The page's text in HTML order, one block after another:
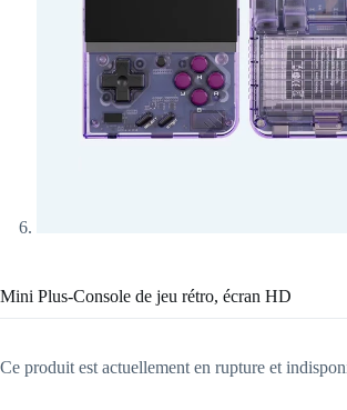
Mini Plus-Console de jeu rétro, écran HD
Ce produit est actuellement en rupture et